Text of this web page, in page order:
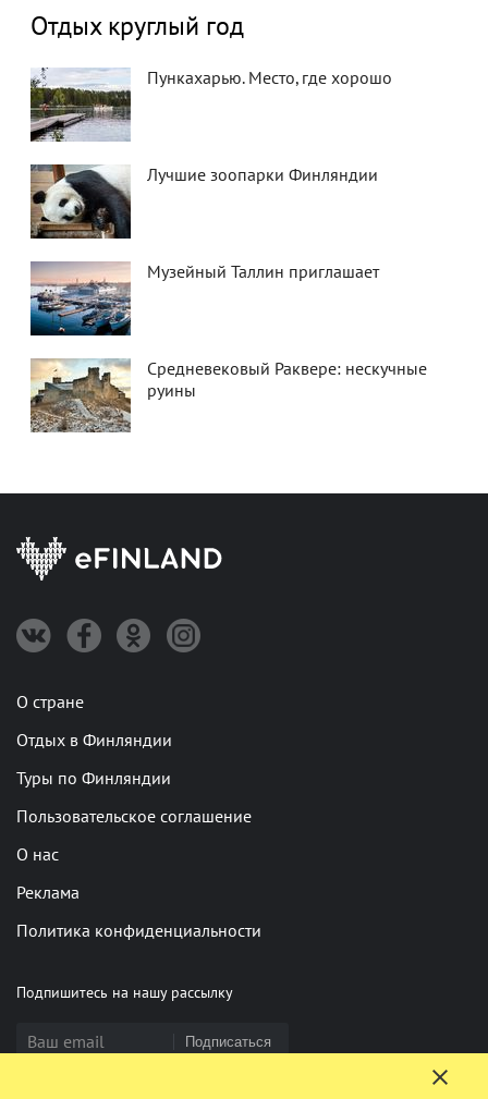
Отдых круглый год
Пункахарью. Место, где хорошо
Лучшие зоопарки Финляндии
Музейный Таллин приглашает
Средневековый Раквере: нескучные
руины
О стране
Отдых в Финляндии
Туры по Финляндии
Пользовательское соглашение
О нас
Реклама
Политика конфиденциальности
Подпишитесь на нашу рассылку
Подписаться